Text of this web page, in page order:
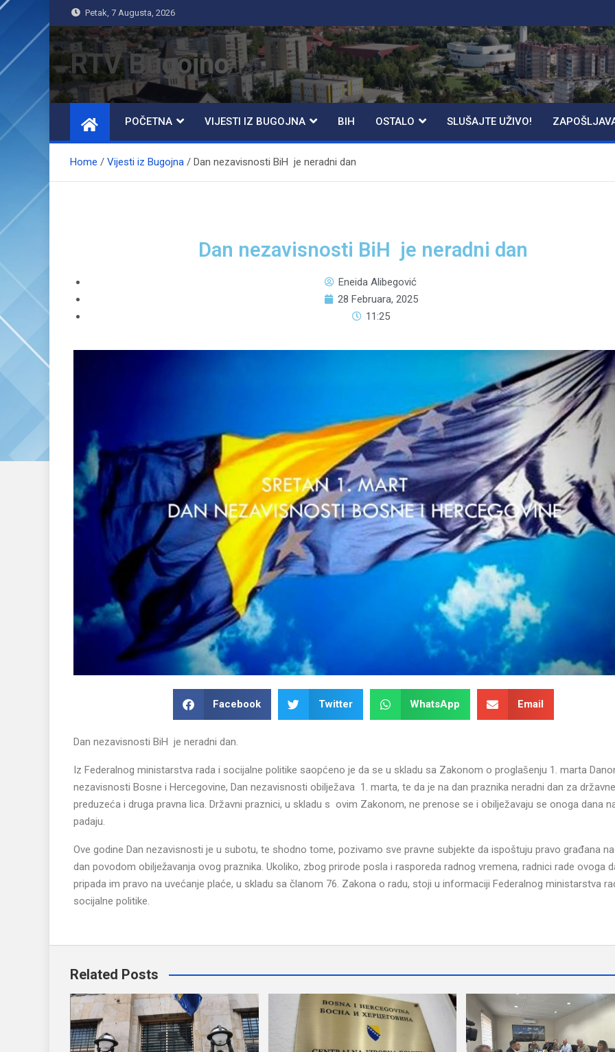
Petak, 7 Augusta, 2026
RTV Bugojno
POČETNA VIJESTI IZ BUGOJNA BIH OSTALO SLUŠAJTE UŽIVO!
Home Vijesti iz Bugojna Dan nezavisnosti BiH je neradni dan
Dan nezavisnosti BiH je neradni dan
Eneida Alibegović
28 Februara, 2025
11:25
Facebook Twitter WhatsApp Email
Dan nezavisnosti BiH je neradni dan.
Iz Federalnog ministarstva rada i socijalne politike saopćeno je da se u skladu sa Zakonom o proglašenju 1. marta
nezavisnosti Bosne i Hercegovine, Dan nezavisnosti obilježava 1. marta, te da je na dan praznika neradni dan za
preduzeća i druga pravna lica. Državni praznici, u skladu s ovim Zakonom, ne prenose se i obilježavaju se onoga dana
padaju.
Ove godine Dan nezavisnosti je u subotu, te shodno tome, pozivamo sve pravne subjekte da ispoštuju pravo građana
dan povodom obilježavanja ovog praznika. Ukoliko, zbog prirode posla i rasporeda radnog vremena, radnici rade ovoga
pripada im pravo na uvećanje plaće, u skladu sa članom 76. Zakona o radu, stoji u informaciji Federalnog ministarstva
socijalne politike.
Related Posts